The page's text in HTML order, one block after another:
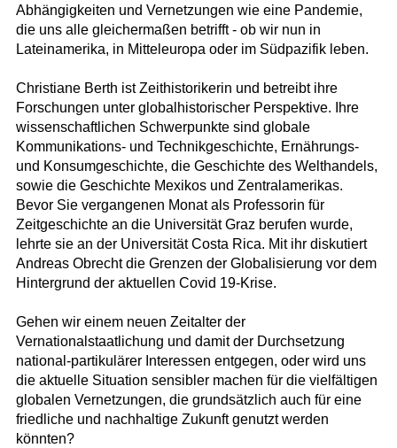
Abhängigkeiten und Vernetzungen wie eine Pandemie,
die uns alle gleichermaßen betrifft - ob wir nun in
Lateinamerika, in Mitteleuropa oder im Südpazifik leben.
Christiane Berth ist Zeithistorikerin und betreibt ihre
Forschungen unter globalhistorischer Perspektive. Ihre
wissenschaftlichen Schwerpunkte sind globale
Kommunikations- und Technikgeschichte, Ernährungs-
und Konsumgeschichte, die Geschichte des Welthandels,
sowie die Geschichte Mexikos und Zentralamerikas.
Bevor Sie vergangenen Monat als Professorin für
Zeitgeschichte an die Universität Graz berufen wurde,
lehrte sie an der Universität Costa Rica. Mit ihr diskutiert
Andreas Obrecht die Grenzen der Globalisierung vor dem
Hintergrund der aktuellen Covid 19-Krise.
Gehen wir einem neuen Zeitalter der
Vernationalstaatlichung und damit der Durchsetzung
national-partikulärer Interessen entgegen, oder wird uns
die aktuelle Situation sensibler machen für die vielfältigen
globalen Vernetzungen, die grundsätzlich auch für eine
friedliche und nachhaltige Zukunft genutzt werden
könnten?